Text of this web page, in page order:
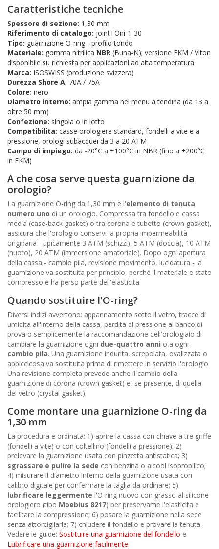
Caratteristiche tecniche
Spessore di sezione: 1,30 mm
Riferimento di catalogo: jointTOni-1-30
Tipo: guarnizione O-ring - profilo tondo
Materiale: gomma nitrilica NBR (Buna-N); versione FKM / Viton
disponibile su richiesta per applicazioni ad alta temperatura
Marca: ISOSWISS (produzione svizzera)
Durezza Shore A: 70A / 75A
Colore: nero
Diametro interno: ampia gamma nel menu a tendina (da 13 a
oltre 50 mm)
Confezione: singola o in lotto
Compatibilita: casse orologiere standard, fondelli a vite e a
pressione, orologi subacquei da 3 a 20 ATM
Campo di impiego: da -20°C a +100°C in NBR (fino a +200°C
in FKM)
A che cosa serve questa guarnizione da
orologio?
La guarnizione O-ring da 1,30 mm e l'elemento di tenuta
numero uno di un orologio. Compressa tra fondello e cassa
media (case-back gasket) o tra corona e tubetto (crown gasket),
assicura che l'orologio conservi la propria impermeabilità
originaria - tipicamente 3 ATM (schizzi), 5 ATM (doccia), 10 ATM
(nuoto), 20 ATM (immersione amatoriale). Dopo ogni apertura
della cassa - cambio pila, revisione movimento, lucidatura - la
guarnizione va sostituita per principio, perché il materiale e stato
compresso e ha perso parte dell'elasticita.
Quando sostituire l'O-ring?
Diversi indizi avvertono: appannamento sotto il vetro, tracce di
umidita all'interno della cassa, perdita di pressione al banco di
prova o semplicemente la raccomandazione dell'orologiaio di
cambiare la guarnizione ogni due-quattro anni o a ogni
cambio pila. Una guarnizione indurita, screpolata, ovalizzata o
appiccicosa va sostituita prima di rimettere in servizio l'orologio.
Una revisione completa prevede anche il cambio della
guarnizione di corona (crown gasket) e, se presente, di quella
del vetro (crystal gasket).
Come montare una guarnizione O-ring da
1,30 mm
La procedura e ordinata: 1) aprire la cassa con chiave a tre griffe
(fondelli a vite) o con coltellino (fondelli a pressione); 2)
prelevare la guarnizione usata con pinzetta antistatica; 3)
sgrassare e pulire la sede con benzina o alcool isopropilico;
4) misurare il diametro interno della guarnizione usata con
calibro digitale per confermare la taglia da ordinare; 5)
lubrificare leggermente l'O-ring nuovo con grasso al silicone
orologiero (tipo Moebius 8217) per preservarne l'elasticita e
facilitare la compressione; 6) posare la guarnizione nella sede
senza attorcigliarla; 7) chiudere il fondello e provare la tenuta.
Vedere le guide: Sostituire una guarnizione del fondello e
Lubrificare una guarnizione facilmente.